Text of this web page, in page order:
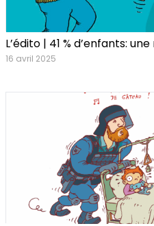
L’édito | 41 % d’enfants:
16 avril 2025